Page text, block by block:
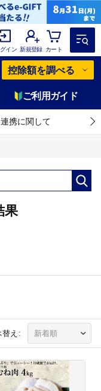
イン 新規登録 カート
控除額を調べる
ご利用ガイド
携に関して
果
替え: